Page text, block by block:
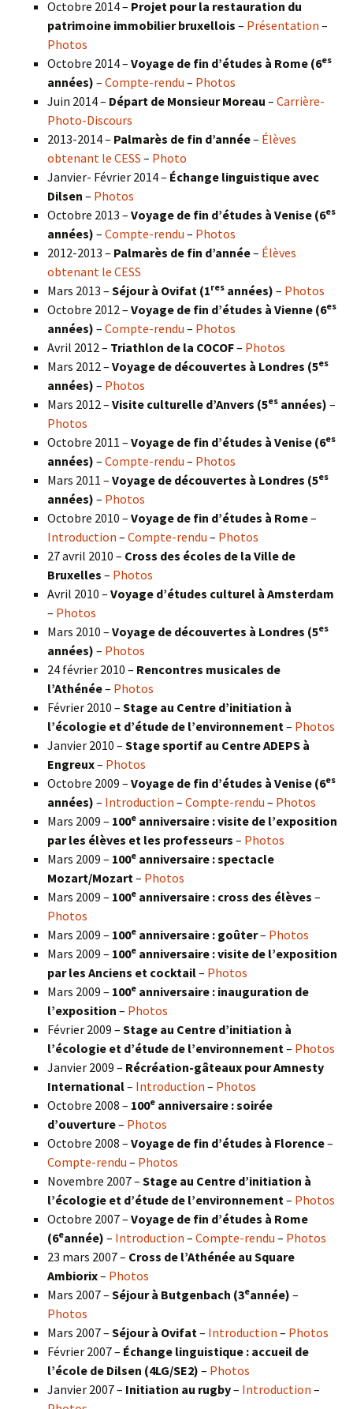
Octobre 2014 – Projet pour la restauration du
patrimoine immobilier bruxellois – Présentation –
Photos
Octobre 2014 – Voyage de fin d’études à Rome (6es
années) – Compte-rendu – Photos
Juin 2014 – Départ de Monsieur Moreau – Carrière-
Photo-Discours
2013-2014 – Palmarès de fin d’année– Élèves
obtenant le CESS – Photo
Janvier- Février 2014 – Échange linguistique avec
Dilsen – Photos
Octobre 2013 – Voyage de fin d’études à Venise (6es
années) – Compte-rendu – Photos
2012-2013 – Palmarès de fin d’année– Élèves
obtenant le CESS
Mars 2013 – Séjour à Ovifat (1res années) – Photos
Octobre 2012 – Voyage de fin d’études à Vienne (6es
années) – Compte-rendu – Photos
Avril 2012 – Triathlon de la COCOF– Photos
Mars 2012 – Voyage de découvertes à Londres (5es
années) – Photos
Mars 2012 – Visite culturelle d’Anvers (5es années) –
Photos
Octobre 2011 – Voyage de fin d’études à Venise (6es
années) – Compte-rendu – Photos
Mars 2011 – Voyage de découvertes à Londres (5es
années) – Photos
Octobre 2010 – Voyage de fin d’études à Rome–
Introduction – Compte-rendu – Photos
27 avril 2010 – Cross des écoles de la Ville de
Bruxelles – Photos
Avril 2010 – Voyage d’études culturel à Amsterdam
– Photos
Mars 2010 – Voyage de découvertes à Londres (5es
années) – Photos
24 février 2010 – Rencontres musicales de
l’Athénée– Photos
Février 2010 – Stage au Centre d’initiation à
l’écologie et d’étude de l’environnement – Photos
Janvier 2010 – Stage sportif au Centre ADEPS à
Engreux– Photos
Octobre 2009 – Voyage de fin d’études à Venise (6es
années) – Introduction – Compte-rendu – Photos
Mars 2009 – 100e anniversaire : visite de l’exposition
par les élèves et les professeurs – Photos
Mars 2009 – 100e anniversaire : spectacle
Mozart/Mozart – Photos
Mars 2009 – 100e anniversaire : cross des élèves –
Photos
Mars 2009 – 100e anniversaire : goûter– Photos
Mars 2009 – 100e anniversaire : visite de l’exposition
par les Anciens et cocktail– Photos
Mars 2009 – 100e anniversaire : inauguration de
l’exposition – Photos
Février 2009 – Stage au Centre d’initiation à
l’écologie et d’étude de l’environnement – Photos
Janvier 2009 – Récréation-gâteaux pour Amnesty
International– Introduction – Photos
Octobre 2008 – 100e anniversaire : soirée
d’ouverture– Photos
Octobre 2008 – Voyage de fin d’études à Florence–
Compte-rendu – Photos
Novembre 2007 – Stage au Centre d’initiation à
l’écologie et d’étude de l’environnement – Photos
Octobre 2007 – Voyage de fin d’études à Rome
(6eannée) – Introduction – Compte-rendu – Photos
23 mars 2007 – Cross de l’Athénée au Square
Ambiorix– Photos
Mars 2007 – Séjour à Butgenbach (3eannée) –
Photos
Mars 2007 – Séjour à Ovifat – Introduction – Photos
Février 2007 – Échange linguistique : accueil de
l’école de Dilsen (4LG/SE2) – Photos
Janvier 2007 – Initiation au rugby– Introduction –